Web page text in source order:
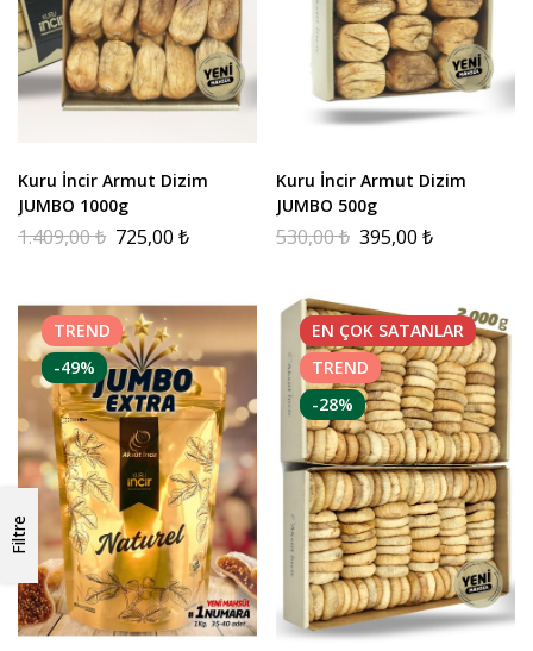
Filtre
Kuru İncir Armut Dizim
JUMBO 1000g
1.409,00₺ 725,00 ₺
Kuru İncir Armut Dizim
JUMBO 500g
530,00₺ 395,00 ₺
TREND
-49%
EN ÇOK SATANLAR
TREND
-28%